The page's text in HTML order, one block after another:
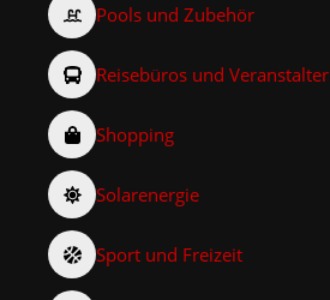
Pools und Zubehör
Reisebüros und Veranstalter
Shopping
Solarenergie
Sport und Freizeit